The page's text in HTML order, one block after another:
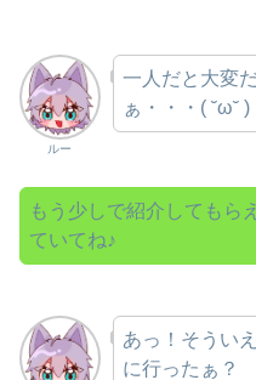
ルー
一人だと大変
ぁ・・・( ˘ω˘ )
もう少しで紹介してもら
ていてね♪
あっ！そうい
に行ったぁ？